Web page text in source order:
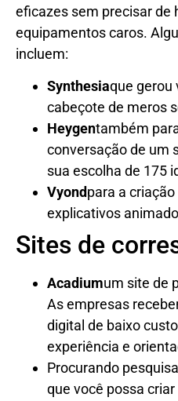
eficazes sem precisar de
equipamentos caros.
incluem:
Synthesiaque gerou
cabeçote de meros
Heygentambém
conversação de um
sua escolha de 175
Vyondpara a
explicativos
Sites de
Acadiumum site de
As empresas
digital de baixo
experiência e
Procurando
que você possa